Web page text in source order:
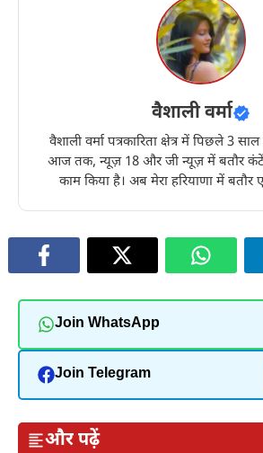
वैशाली वर्मा
वैशाली वर्मा पत्रकारिता क्षेत्र में पिछले 3
आज तक, न्यूज़ 18 और जी न्यूज़ में बतौर
काम किया है। अब मेरा हरियाणा में बतौर
Join WhatsApp
Join Telegram
और पढ़ें